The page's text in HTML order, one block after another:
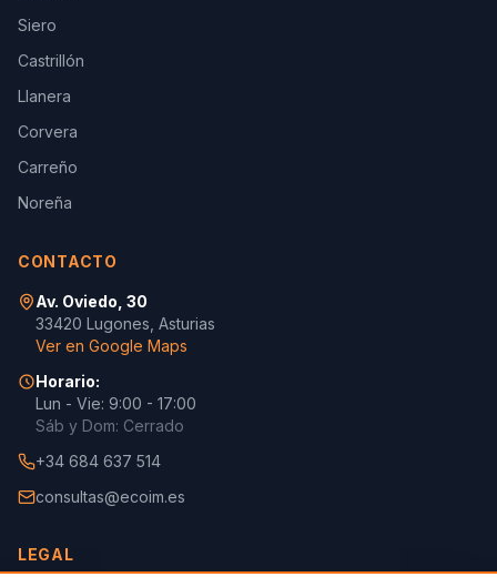
Siero
Castrillón
Llanera
Corvera
Carreño
Noreña
CONTACTO
Av. Oviedo, 30
33420 Lugones, Asturias
Ver en Google Maps
Horario:
Lun - Vie: 9:00 - 17:00
Sáb y Dom: Cerrado
+34 684 637 514
consultas@ecoim.es
LEGAL